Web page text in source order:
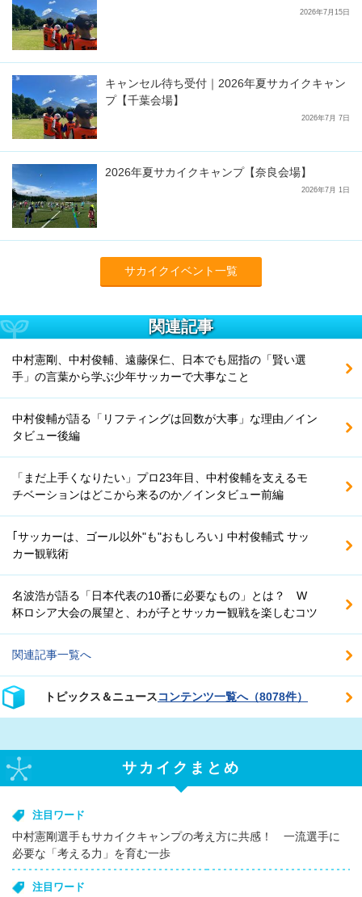
2026年7月15日
キャンセル待ち受付｜2026年夏サカイクキャン
プ【千葉会場】
2026年7月 7日
2026年夏サカイクキャンプ【奈良会場】
2026年7月 1日
サカイクイベント一覧
関連記事
中村憲剛、中村俊輔、遠藤保仁、日本でも屈指の「賢い選
手」の言葉から学ぶ少年サッカーで大事なこと
中村俊輔が語る「リフティングは回数が大事」な理由／イン
タビュー後編
「まだ上手くなりたい」プロ23年目、中村俊輔を支えるモ
チベーションはどこから来るのか／インタビュー前編
｢サッカーは、ゴール以外"も"おもしろい｣ 中村俊輔式 サッ
カー観戦術
名波浩が語る「日本代表の10番に必要なもの」とは？ W
杯ロシア大会の展望と、わが子とサッカー観戦を楽しむコツ
関連記事一覧へ
トピックス＆ニュースコンテンツ一覧へ（8078件）
サカイクまとめ
注目ワード
中村憲剛選手もサカイクキャンプの考え方に共感！ 一流選手に
必要な「考える力」を育む一歩
注目ワード